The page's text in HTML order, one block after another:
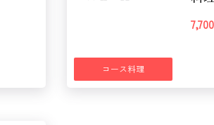
コース料理